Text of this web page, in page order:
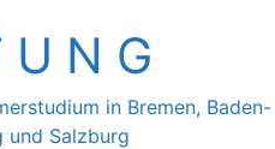
U N G
in Bremen, Baden-
und Salzburg